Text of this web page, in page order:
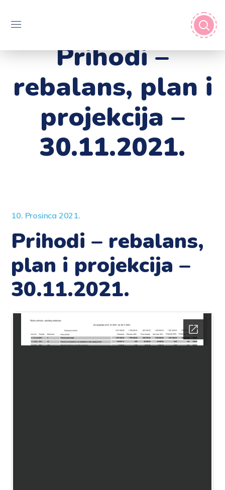
Prihodi –
rebalans, plan i
projekcija –
30.11.2021.
10. Prosinca 2021.
Prihodi – rebalans,
plan i projekcija –
30.11.2021.